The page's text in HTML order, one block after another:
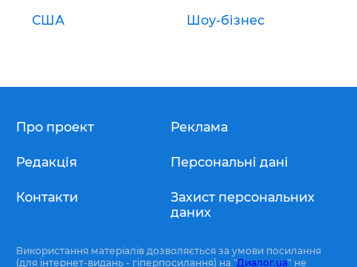
США Шоу-бізнес
Про проект
Редакція
Контакти
Реклама
Персональні дані
Захист персональних
даних
Використання матеріалів дозволяється за умови посилання
(для інтернет-видань - гіперпосилання) на "Диалог.ua" не